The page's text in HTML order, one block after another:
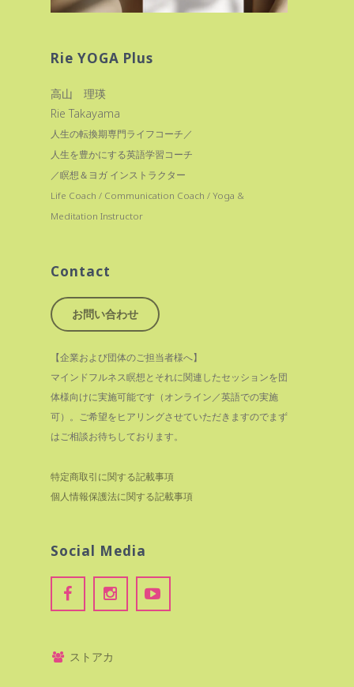
Rie YOGA Plus
高山 理瑛
Rie Takayama
人生の転換期専門ライフコーチ／
人生を豊かにする英語学習コーチ
／瞑想＆ヨガ インストラクター
Life Coach / Communication Coach / Yoga &
Meditation Instructor
Contact
お問い合わせ
【企業および団体のご担当者様へ】
マインドフルネス瞑想とそれに関連したセッションを団
体様向けに実施可能です（オンライン／英語での実施
可）。ご希望をヒアリングさせていただきますのでまず
はご相談お待ちしております。
特定商取引に関する記載事項
個人情報保護法に関する記載事項
Social Media
ストアカ